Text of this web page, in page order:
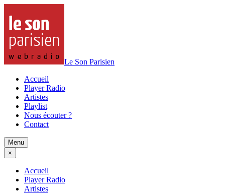
Le Son Parisien
Accueil
Player Radio
Artistes
Playlist
Nous écouter ?
Contact
Menu
×
Accueil
Player Radio
Artistes